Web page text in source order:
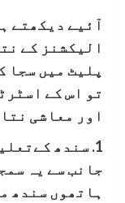
آئیے دیکھتے
الیکشنز کے
پلیٹ میں سجا
تو اس کے
اور معاشی
1. سندھ
جانب سے یہ
ہاتھوں سندھ